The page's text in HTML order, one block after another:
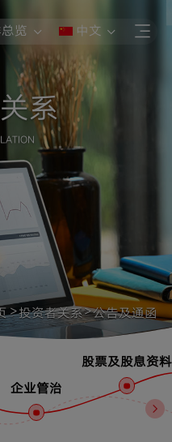
览 中文
系
>投资者关系>公告及通函
企业管治
股票及股息资料